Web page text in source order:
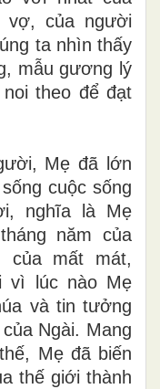
vợ, của người
ta nhìn thấy
mẫu gương lý
theo để đạt
Mẹ đã lớn
cuộc sống
nghĩa là Mẹ
năm của
của mất mát,
vì lúc nào Mẹ
và tin tưởng
Ngài. Mang
Mẹ đã biến
thế giới thành